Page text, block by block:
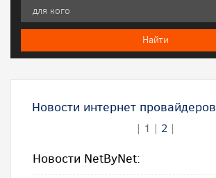
Новости интернет провайдеров
| 1 | 2 |
Новости NetByNet: